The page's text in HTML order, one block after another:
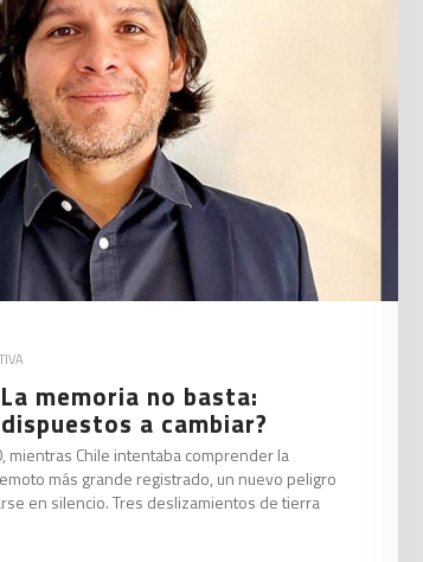
memoria no basta:
a cambiar?
mientras Chile intentaba comprender la
más grande registrado, un nuevo peligro
en silencio. Tres deslizamientos de tierra